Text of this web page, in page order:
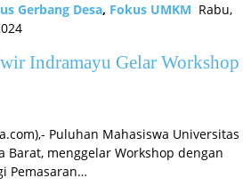
Gerbang Desa, Fokus UMKM Rabu,
Indramayu Gelar Workshop
Puluhan Mahasiswa Universitas
Barat, menggelar Workshop dengan
Pemasaran…